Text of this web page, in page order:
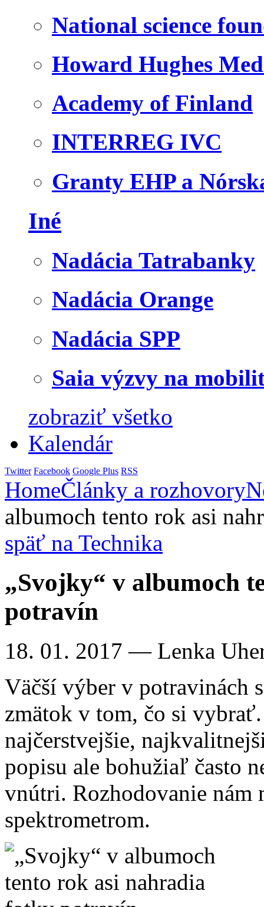
National science
Howard Hughes
Academy of Finland
INTERREG IVC
Granty EHP a
Iné
Nadácia Tatrabanky
Nadácia Orange
Nadácia SPP
Saia výzvy na
zobraziť všetko
Kalendár
Twitter Facebook Google Plus RSS
HomeČlánky a rozhovory
albumoch tento rok asi
späť na Technika
„Svojky“ v albumoch
potravín
18. 01. 2017 — Lenka
Väčší výber v potravinách
zmätok v tom, čo si
najčerstvejšie,
popisu ale bohužiaľ často
vnútri. Rozhodovanie
spektrometrom.